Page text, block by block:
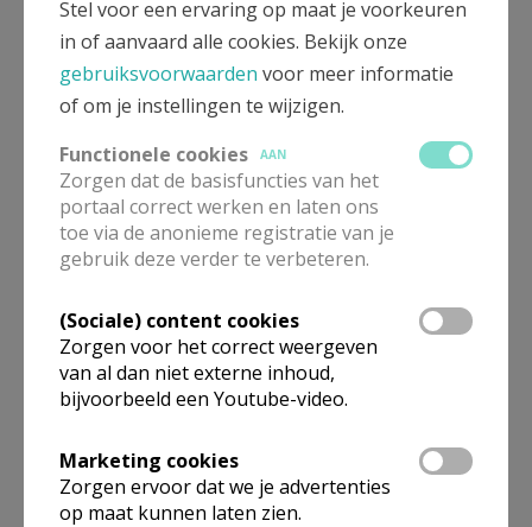
Vormselcatechese
Stel voor een ervaring op maat je voorkeuren
in of aanvaard alle cookies. Bekijk onze
gebruiksvoorwaarden voor meer informatie
of om je instellingen te wijzigen.
Functionele cookies
AAN
Zorgen dat de basisfuncties van het
portaal correct werken en laten ons
toe via de anonieme registratie van je
gebruik deze verder te verbeteren.
(Sociale) content cookies
Zorgen voor het correct weergeven
van al dan niet externe inhoud,
bijvoorbeeld een Youtube-video.
Marketing cookies
Zorgen ervoor dat we je advertenties
op maat kunnen laten zien.